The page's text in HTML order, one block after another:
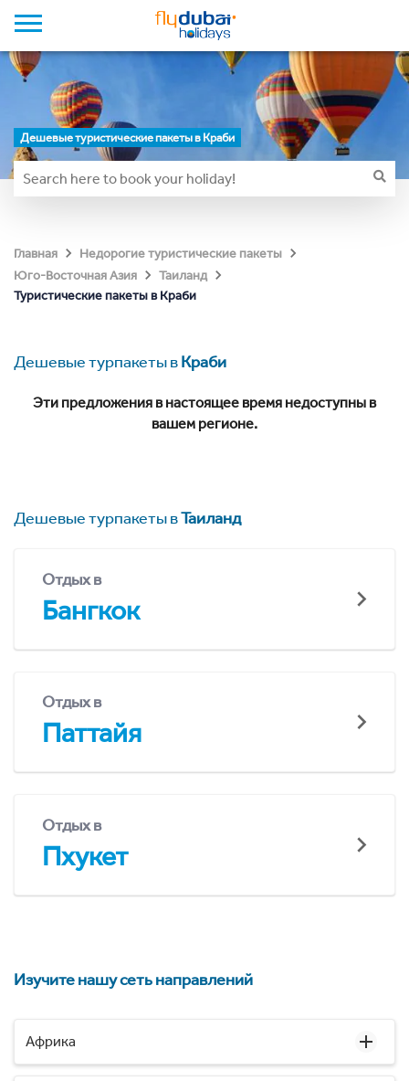
Дешевые туристические пакеты в Краби
Главная
Недорогие туристические пакеты
Юго-Восточная Азия
Таиланд
Туристические пакеты в Краби
Дешевые турпакеты вКраби
Эти предложения в настоящее время недоступны в
вашем регионе.
Дешевые турпакеты вТаиланд
Отдых в
Бангкок
Отдых в
Паттайя
Отдых в
Пхукет
Изучите нашу сеть направлений
Африка